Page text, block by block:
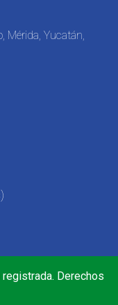
Mérida, Yucatán,
registrada. Derechos